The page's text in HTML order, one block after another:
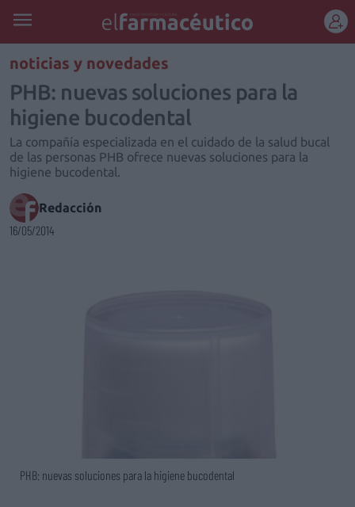
REGÍSTRATE
noticias y novedades
PHB: nuevas soluciones para la
higiene bucodental
La compañía especializada en el cuidado de la salud bucal
de las personas PHB ofrece nuevas soluciones para la
higiene bucodental.
Redacción
16/05/2014
PHB: nuevas soluciones para la higiene bucodental